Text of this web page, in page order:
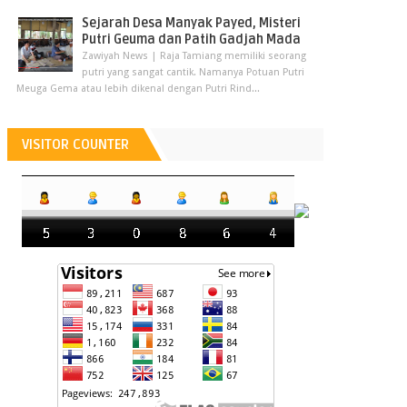
Sejarah Desa Manyak Payed, Misteri
Putri Geuma dan Patih Gadjah Mada
Zawiyah News | Raja Tamiang memiliki seorang
putri yang sangat cantik. Namanya Potuan Putri
Meuga Gema atau lebih dikenal dengan Putri Rind...
VISITOR COUNTER